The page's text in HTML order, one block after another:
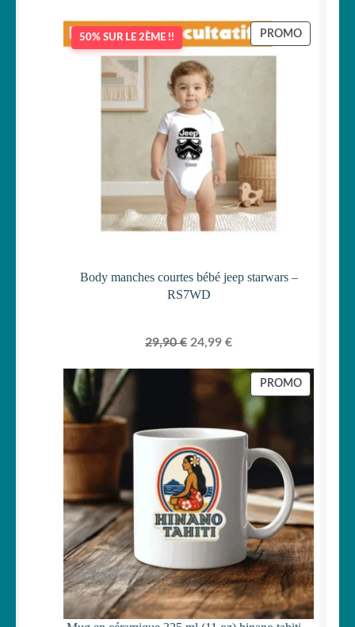
50% SUR LE 2ÈME !! PROMOPRODUIT
Body manches courtes bébé jeep starwars –
RS7WD
29,90€ Le
initial
était :
24,99 €Le
actuel
est :
24,99 €.
PROMOPRODUIT